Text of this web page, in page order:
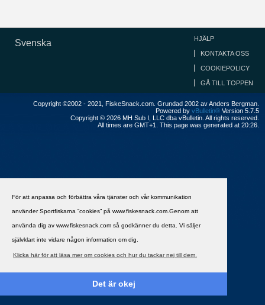
För att anpassa och förbättra våra tjänster och vår kommunikation
använder Sportfiskarna ”cookies” på www.fiskesnack.com.Genom att
använda dig av www.fiskesnack.com så godkänner du detta. Vi säljer
självklart inte vidare någon information om dig.
Klicka här för att läsa mer om cookies och hur du tackar nej till dem.
Det är okej
Svenska HJÄLP
KONTAKTA OSS
COOKIEPOLICY
GÅ TILL TOPPEN
Copyright ©2002 - 2021, FiskeSnack.com. Grundad 2002 av Anders Bergman.
Powered by vBulletin® Version 5.7.5
Copyright © 2026 MH Sub I, LLC dba vBulletin. All rights reserved.
All times are GMT+1. This page was generated at 20:26.